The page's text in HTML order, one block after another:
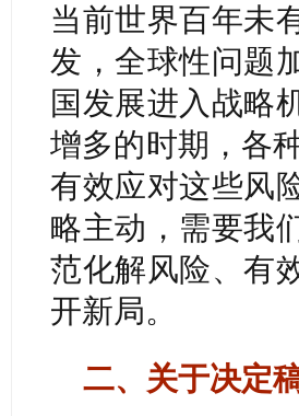
当前世界百年未
发，全球性问题
国发展进入战略
增多的时期，各
有效应对这些风
略主动，需要我
范化解风险、有
开新局。
二、关于决定